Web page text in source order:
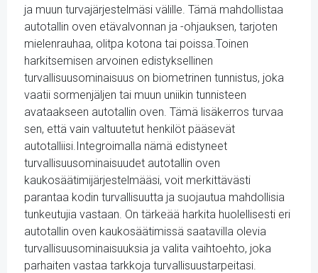
ja muun turvajärjestelmäsi välille. Tämä mahdollistaa
autotallin oven etävalvonnan ja -ohjauksen, tarjoten
mielenrauhaa, olitpa kotona tai poissa.Toinen
harkitsemisen arvoinen edistyksellinen
turvallisuusominaisuus on biometrinen tunnistus, joka
vaatii sormenjäljen tai muun uniikin tunnisteen
avataakseen autotallin oven. Tämä lisäkerros turvaa
sen, että vain valtuutetut henkilöt pääsevät
autotalliisi.Integroimalla nämä edistyneet
turvallisuusominaisuudet autotallin oven
kaukosäätimijärjestelmääsi, voit merkittävästi
parantaa kodin turvallisuutta ja suojautua mahdollisia
tunkeutujia vastaan. On tärkeää harkita huolellisesti eri
autotallin oven kaukosäätimissä saatavilla olevia
turvallisuusominaisuuksia ja valita vaihtoehto, joka
parhaiten vastaa tarkkoja turvallisuustarpeitasi.